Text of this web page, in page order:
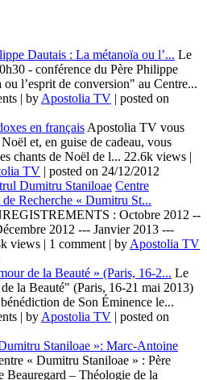
Dautais : La métanoïa ou l’... Le
- conférence du Père Philippe
l’esprit de conversion" au Centre...
| by Apostolia TV | posted on
en français Apostolia TV vous
et, en guise de cadeau, vous
chants de Noël de l... 22.6k views |
TV | posted on 24/12/2012
Centre
Recherche « Dumitru St...
: Octobre 2012 --
2012 --- Janvier 2013 ---
views | 1 comment | by Apostolia TV
de la Beauté » (Paris, 16-2... Le
la Beauté" (Paris, 16-21 mai 2013)
de Son Éminence le...
| by Apostolia TV | posted on
Staniloae »: Marc-Antoine
« Dumitru Staniloae » : Père
Beauregard – Théologie de la